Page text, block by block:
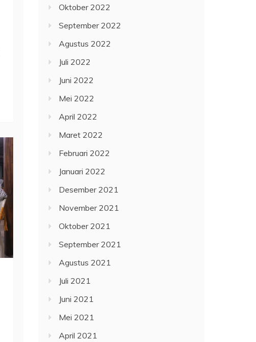
Oktober 2022
September 2022
Agustus 2022
Juli 2022
Juni 2022
Mei 2022
April 2022
Maret 2022
Februari 2022
Januari 2022
Desember 2021
November 2021
Oktober 2021
September 2021
Agustus 2021
Juli 2021
Juni 2021
Mei 2021
April 2021